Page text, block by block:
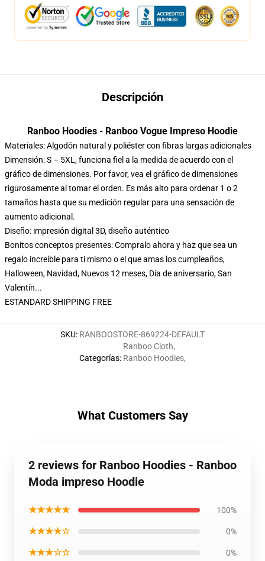
Descripción
Ranboo Hoodies - Ranboo Vogue Impreso Hoodie
Materiales: Algodón natural y poliéster con fibras largas adicionales
Dimensión: S – 5XL, funciona fiel a la medida de acuerdo con el
gráfico de dimensiones. Por favor, vea el gráfico de dimensiones
rigurosamente al tomar el orden. Es más alto para ordenar 1 o 2
tamaños hasta que su medición regular para una sensación de
aumento adicional.
Diseño: impresión digital 3D, diseño auténtico
Bonitos conceptos presentes: Compralo ahora y haz que sea un
regalo increíble para ti mismo o el que amas los cumpleaños,
Halloween, Navidad, Nuevos 12 meses, Día de aniversario, San
Valentín...
ESTANDARD SHIPPING FREE
SKU: RANBOOSTORE-869224-DEFAULT
Categorías:
Ranboo Cloth,
Ranboo Hoodies,
What Customers Say
2 reviews for Ranboo Hoodies - Ranboo
Moda impreso Hoodie
★★★★★ 100%
★★★★☆ 0%
★★★☆☆ 0%